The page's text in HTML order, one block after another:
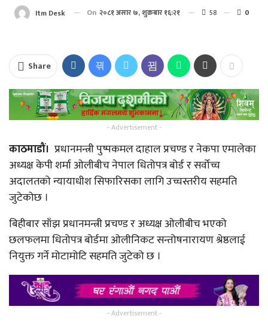
Itm Desk On २०८१ असार ७, शुक्रबार १६:२१ 58 0
Share
- Advertisement -
काठमाडौं। प्रधानमन्त्री पुष्पकमल दाहाल प्रचण्ड र नेकपा एमालेका
अध्यक्ष केपी शर्मा ओलीबीच नेपाल धितोपत्र बोर्ड र सर्वोच्च
अदालतको न्यायाधीश सिफारिसका लागि उच्चस्तरीय सहमति
जुटेकोछ ।
बिहीबार साँझ प्रधानमन्त्री प्रचण्ड र अध्यक्ष ओलीबीच भएको
छलफलमा धितोपत्र बोर्डमा ओलीनिकट सन्तोषनारायण श्रेष्ठलाई
नियुक्त गर्ने मोटामोटि सहमति जुटेको छ ।
- Advertisement -